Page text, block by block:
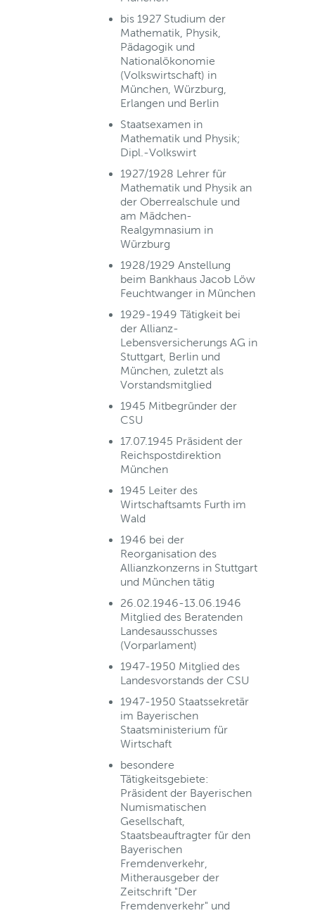
bis 1927 Studium der
Mathematik, Physik,
Pädagogik und
Nationalökonomie
(Volkswirtschaft) in
München, Würzburg,
Erlangen und Berlin
Staatsexamen in
Mathematik und Physik;
Dipl.-Volkswirt
1927/1928 Lehrer für
Mathematik und Physik an
der Oberrealschule und
am Mädchen-
Realgymnasium in
Würzburg
1928/1929 Anstellung
beim Bankhaus Jacob Löw
Feuchtwanger in München
1929-1949 Tätigkeit bei
der Allianz-
Lebensversicherungs AG in
Stuttgart, Berlin und
München, zuletzt als
Vorstandsmitglied
1945 Mitbegründer der
CSU
17.07.1945 Präsident der
Reichspostdirektion
München
1945 Leiter des
Wirtschaftsamts Furth im
Wald
1946 bei der
Reorganisation des
Allianzkonzerns in Stuttgart
und München tätig
26.02.1946-13.06.1946
Mitglied des Beratenden
Landesausschusses
(Vorparlament)
1947-1950 Mitglied des
Landesvorstands der CSU
1947-1950 Staatssekretär
im Bayerischen
Staatsministerium für
Wirtschaft
besondere
Tätigkeitsgebiete:
Präsident der Bayerischen
Numismatischen
Gesellschaft,
Staatsbeauftragter für den
Bayerischen
Fremdenverkehr,
Mitherausgeber der
Zeitschrift "Der
Fremdenverkehr" und